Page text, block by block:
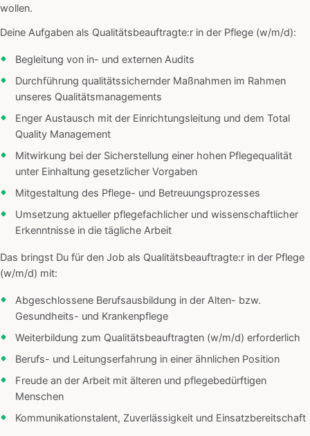
wollen.
Deine Aufgaben als Qualitätsbeauftragte:r in der Pflege (w/m/d):
Begleitung von in- und externen Audits
Durchführung qualitätssichernder Maßnahmen im Rahmen
unseres Qualitätsmanagements
Enger Austausch mit der Einrichtungsleitung und dem Total
Quality Management
Mitwirkung bei der Sicherstellung einer hohen Pflegequalität
unter Einhaltung gesetzlicher Vorgaben
Mitgestaltung des Pflege- und Betreuungsprozesses
Umsetzung aktueller pflegefachlicher und wissenschaftlicher
Erkenntnisse in die tägliche Arbeit
Das bringst Du für den Job als Qualitätsbeauftragte:r in der Pflege
(w/m/d) mit:
Abgeschlossene Berufsausbildung in der Alten- bzw.
Gesundheits- und Krankenpflege
Weiterbildung zum Qualitätsbeauftragten (w/m/d) erforderlich
Berufs- und Leitungserfahrung in einer ähnlichen Position
Freude an der Arbeit mit älteren und pflegebedürftigen
Menschen
Kommunikationstalent, Zuverlässigkeit und Einsatzbereitschaft